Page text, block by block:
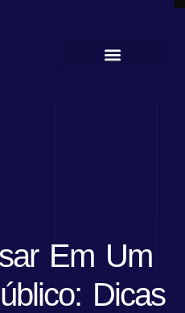
Em Um
Dicas